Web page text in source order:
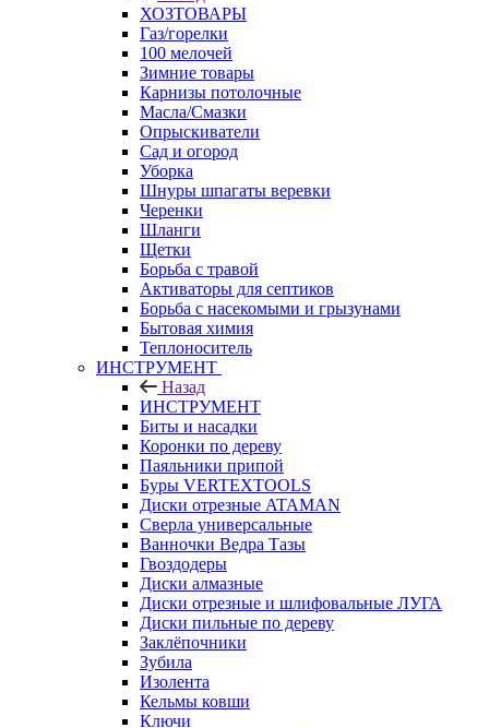
ХОЗТОВАРЫ
Газ/горелки
100 мелочей
Зимние товары
Карнизы потолочные
Масла/Смазки
Опрыскиватели
Сад и огород
Уборка
Шнуры шпагаты веревки
Черенки
Шланги
Щетки
Борьба с травой
Активаторы для септиков
Борьба с насекомыми и грызунами
Бытовая химия
Теплоноситель
ИНСТРУМЕНТ
Назад
ИНСТРУМЕНТ
Биты и насадки
Коронки по дереву
Паяльники припой
Буры VERTEXTOOLS
Диски отрезные ATAMAN
Сверла универсальные
Ванночки Ведра Тазы
Гвоздодеры
Диски алмазные
Диски отрезные и шлифовальные ЛУГА
Диски пильные по дереву
Заклёпочники
Зубила
Изолента
Кельмы ковши
Ключи